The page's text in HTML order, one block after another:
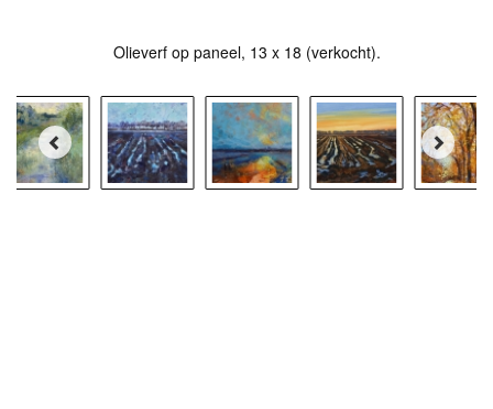
Olieverf op paneel, 13 x 18 (verkocht).